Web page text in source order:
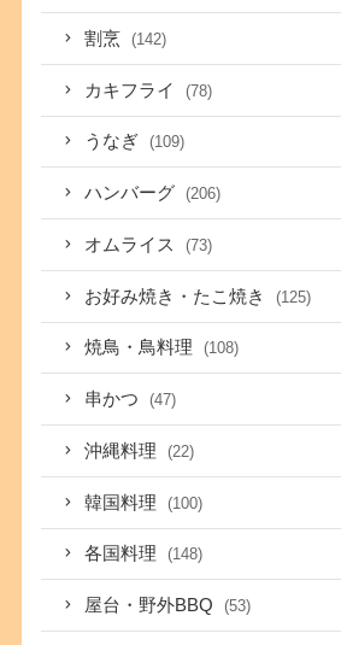
割烹 (142)
カキフライ (78)
うなぎ (109)
ハンバーグ (206)
オムライス (73)
お好み焼き・たこ焼き (125)
焼鳥・鳥料理 (108)
串かつ (47)
沖縄料理 (22)
韓国料理 (100)
各国料理 (148)
屋台・野外BBQ (53)